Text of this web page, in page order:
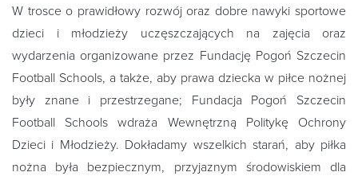
W trosce o prawidłowy rozwój oraz dobre nawyki sportowe
dzieci i młodzieży uczęszczających na zajęcia oraz
wydarzenia organizowane przez Fundację Pogoń Szczecin
Football Schools, a także, aby prawa dziecka w piłce nożnej
były znane i przestrzegane; Fundacja Pogoń Szczecin
Football Schools wdraża Wewnętrzną Politykę Ochrony
Dzieci i Młodzieży. Dokładamy wszelkich starań, aby piłka
nożna była bezpiecznym, przyjaznym środowiskiem dla